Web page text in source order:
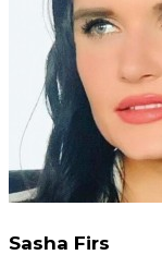
Sasha Firs